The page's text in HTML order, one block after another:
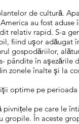
de cultură.
au fost
relativ rapid. S-a
fiind uşor adăugat
gospodăriilor,
pândite în
zonele înalte şi la
optime pe
pe care le
gropile. În aceste